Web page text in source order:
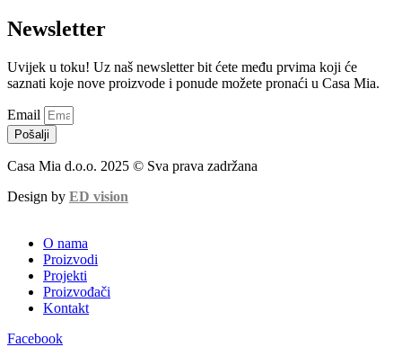
Newsletter
Uvijek u toku! Uz naš newsletter bit ćete među prvima koji će
saznati koje nove proizvode i ponude možete pronaći u Casa Mia.
Email
Pošalji
Casa Mia d.o.o. 2025 © Sva prava zadržana
Design by ED vision
O nama
Proizvodi
Projekti
Proizvođači
Kontakt
Facebook